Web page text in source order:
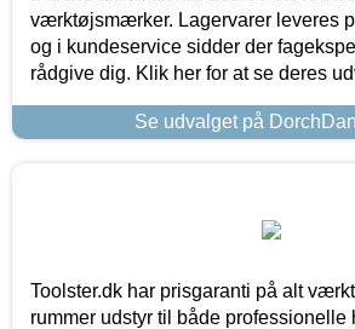
værktøjsmærker. Lagervarer leveres
og i kundeservice sidder der
rådgive dig. Klik her for at se deres
Se udvalget på
Toolster.dk har prisgaranti på alt
rummer udstyr til både professionelle